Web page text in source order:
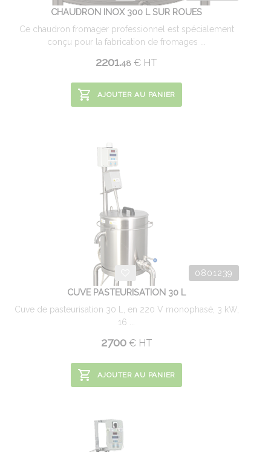
CHAUDRON INOX 300 L SUR ROUES
Ce chaudron fromager professionnel est spécialement
conçu pour la fabrication de fromages ...
2201.48 € HT
AJOUTER AU PANIER
0801239
CUVE PASTEURISATION 30 L
Cuve de pasteurisation 30 L, en 220 V monophasé, 3 kW,
16 ...
2700 €HT
AJOUTER AU PANIER